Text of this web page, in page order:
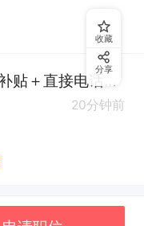
蛋鸡养殖普工（包吃住+各类补贴＋直接电话联系）
20分钟前
收藏
分享